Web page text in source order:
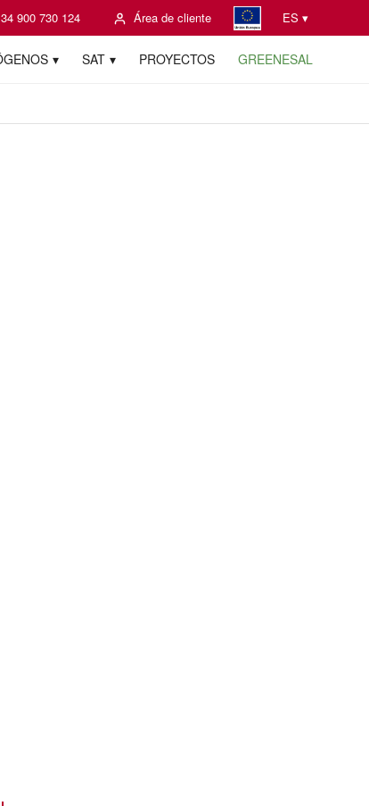
900 730 124 Área de cliente ES ▾
SAT PROYECTOS GREENESAL